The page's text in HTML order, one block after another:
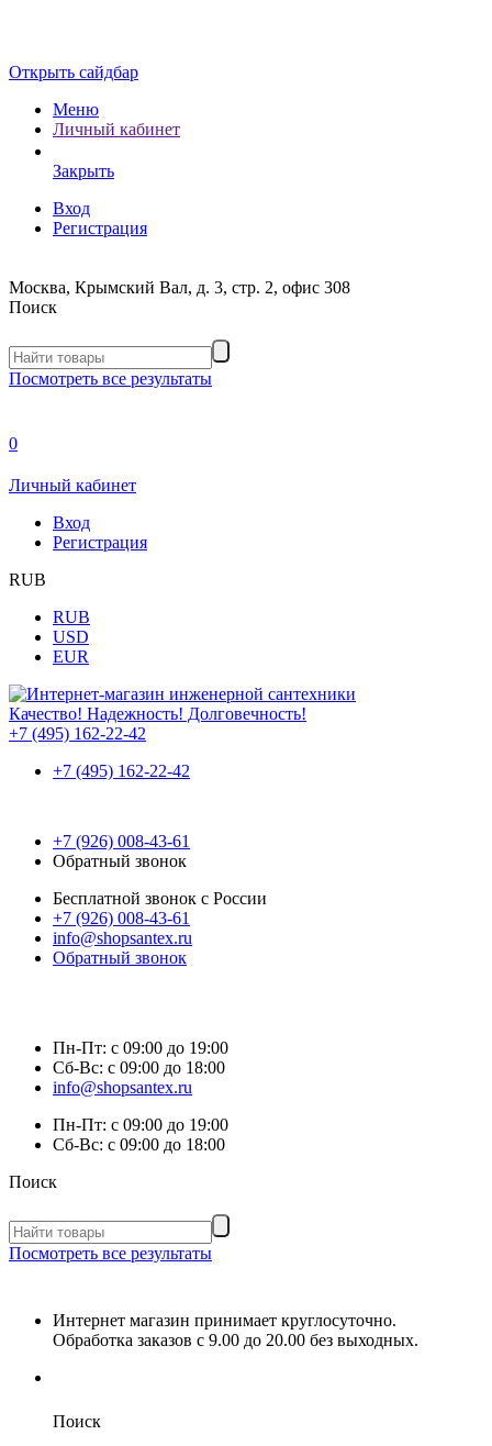
Открыть сайдбар
Меню
Личный кабинет
Закрыть
Вход
Регистрация
Москва, Крымский Вал, д. 3, стр. 2, офис 308
Поиск
Посмотреть все результаты
0
Личный кабинет
Вход
Регистрация
RUB
RUB
USD
EUR
Качество! Надежность! Долговечность!
+7 (495) 162-22-42
+7 (495) 162-22-42
+7 (926) 008-43-61
Обратный звонок
Бесплатной звонок с России
+7 (926) 008-43-61
info@shopsantex.ru
Обратный звонок
Пн-Пт: с 09:00 до 19:00
Сб-Вс: с 09:00 до 18:00
info@shopsantex.ru
Пн-Пт: с 09:00 до 19:00
Сб-Вс: с 09:00 до 18:00
Поиск
Посмотреть все результаты
Интернет магазин принимает круглосуточно.
Обработка заказов с 9.00 до 20.00 без выходных.
Поиск